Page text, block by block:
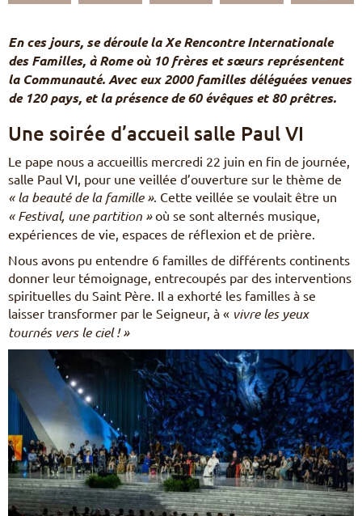
S’engager – missions
Nourrir sa vie spirituelle
Du temps pour Dieu
EN
DE
IT
ES
HU
En ces jours, se déroule la Xe Rencontre Internationale
des Familles, à Rome où 10 frères et sœurs représentent
la Communauté. Avec eux 2000 familles déléguées venues
de 120 pays, et la présence de 60 évêques et 80 prêtres.
Une soirée d’accueil salle Paul VI
Le pape nous a accueillis mercredi 22 juin en fin de journée,
salle Paul VI, pour une veillée d’ouverture sur le thème de
« la beauté de la famille ». Cette veillée se voulait être un
« Festival, une partition »où se sont alternés musique,
expériences de vie, espaces de réflexion et de prière.
Nous avons pu entendre 6 familles de différents continents
donner leur témoignage, entrecoupés par des interventions
spirituelles du Saint Père. Il a exhorté les familles à se
laisser transformer par le Seigneur, à « vivre les yeux
tournés vers le ciel ! »